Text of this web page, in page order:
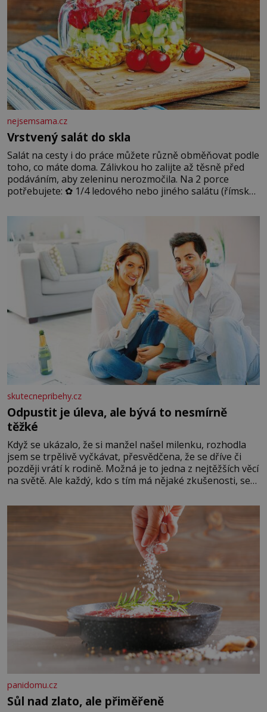
nejsemsama.cz
Vrstvený salát do skla
Salát na cesty i do práce můžete různě obměňovat podle
toho, co máte doma. Zálivkou ho zalijte až těsně před
podáváním, aby zeleninu nerozmočila. Na 2 porce
potřebujete: ✿ 1/4 ledového nebo jiného salátu (římský
okurky ✿ 2 rajčata Zálivka: ✿ 4 lžíce olivového oleje ✿ 1
lžíci citronové šťávy ✿ ½ stroužku
skutecnepribehy.cz
Odpustit je úleva, ale bývá to nesmírně
těžké
Když se ukázalo, že si manžel našel milenku, rozhodla
jsem se trpělivě vyčkávat, přesvědčena, že se dříve či
později vrátí k rodině. Možná je to jedna z nejtěžších věcí
na světě. Ale každý, kdo s tím má nějaké zkušenosti, se
Když se ke mně doneslo, že si manžel pořídil milenku,
panidomu.cz
Sůl nad zlato, ale přiměřeně